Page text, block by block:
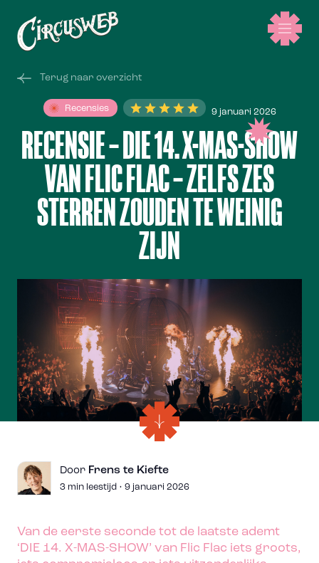
Terug naar overzicht
Recensies 9 januari 2026
RECENSIE – DIE 14. X-MAS-SHOW
VAN FLIC FLAC – ZELFS ZES
STERREN ZOUDEN TE WEINIG
ZIJN
Door Frens te Kiefte
3 min leestijd • 9 januari 2026
Van de eerste seconde tot de laatste ademt
‘DIE 14. X-MAS-SHOW’ van Flic Flac iets groots,